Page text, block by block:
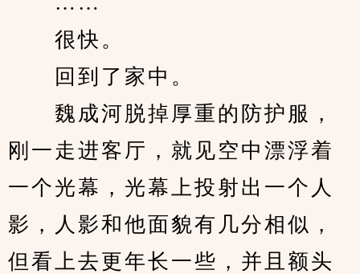
很快。
回到了家中。
魏成河脱掉厚重的防护服，
刚一走进客厅，就见空中漂浮着
一个光幕，光幕上投射出一个人
影，人影和他面貌有几分相似，
但看上去更年长一些，并且额头